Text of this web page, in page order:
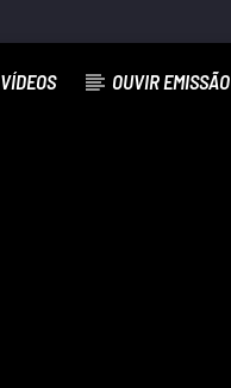
VÍDEOS OUVIR EMISSÃO